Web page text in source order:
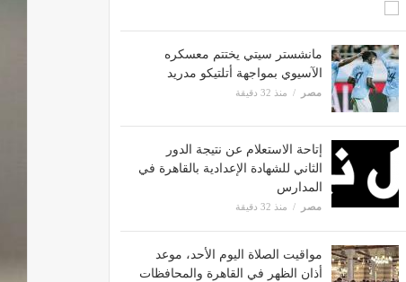
مانشستر سيتي يختتم معسكره
الآسيوي بمواجهة أتلتيكو مدريد
مصر منذ 32 دقيقة
إتاحة الاستعلام عن نتيجة الدور
الثاني للشهادة الإعدادية بالقاهرة في
المدارس
مصر منذ 32 دقيقة
مواقيت الصلاة اليوم الأحد، موعد
أذان الظهر في القاهرة والمحافظات